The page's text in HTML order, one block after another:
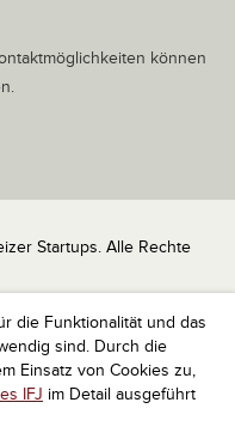
die Funktionalität und das
sind. Durch die
Einsatz von Cookies zu,
IFJ im Detail ausgeführt
können
Startups. Alle Rechte